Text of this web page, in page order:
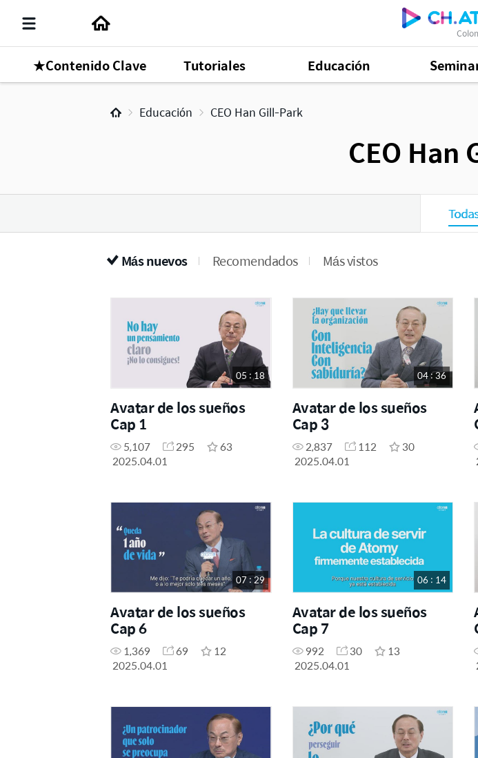
★Contenido Clave Tutoriales Educación
Educación CEO Han Gill-Park
CEO Han
Más nuevos Recomendados Más vistos
05 : 18
Avatar de los sueños
Cap 1
5,107 295
63
2025.04.01
04 : 36
Avatar de los sueños
Cap 3
2,837 112
30
2025.04.01
07 : 29
Avatar de los sueños
Cap 6
1,369 69
12
2025.04.01
06 : 14
Avatar de los sueños
Cap 7
992 30
13
2025.04.01